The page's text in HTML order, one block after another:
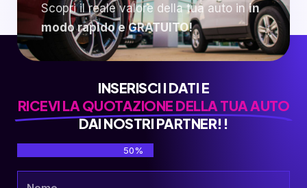
Scopri il reale valore della tua auto inin
modo rapido e GRATUITO!
INSERISCI I DATI E
RICEVI LA QUOTAZIONE DELLA TUA AUTO
DAI NOSTRI PARTNER!!
50%